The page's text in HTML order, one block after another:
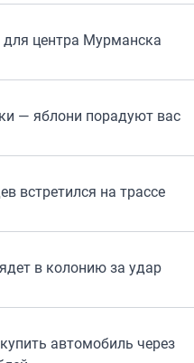
для центра Мурманска
— яблони порадуют вас
встретился на трассе
в колонию за удар
автомобиль через